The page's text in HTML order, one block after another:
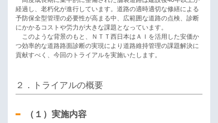
経過し、老朽化が進行しています。道路の適時適切な修繕による
予防保全型管理の必要性が高まる中、広範囲な道路の点検、診断
にかかるコストや労力が大きな課題となっています。
このような背景のもと、ＮＴＴ西日本はＡＩを活用した安価か
つ効率的な道路路面診断の実現により道路維持管理の課題解決に
貢献すべく、今回のトライアルを実施いたします。
２．トライアルの概要
（１）実施内容